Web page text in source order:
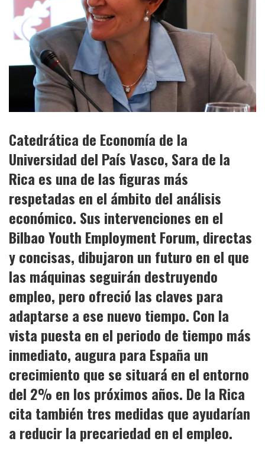
Catedrática de Economía de la
Universidad del País Vasco, Sara de la
Rica es una de las figuras más
respetadas en el ámbito del análisis
económico. Sus intervenciones en el
Bilbao Youth Employment Forum, directas
y concisas, dibujaron un futuro en el que
las máquinas seguirán destruyendo
empleo, pero ofreció las claves para
adaptarse a ese nuevo tiempo. Con la
vista puesta en el periodo de tiempo más
inmediato, augura para España un
crecimiento que se situará en el entorno
del 2% en los próximos años. De la Rica
cita también tres medidas que ayudarían
a reducir la precariedad en el empleo.